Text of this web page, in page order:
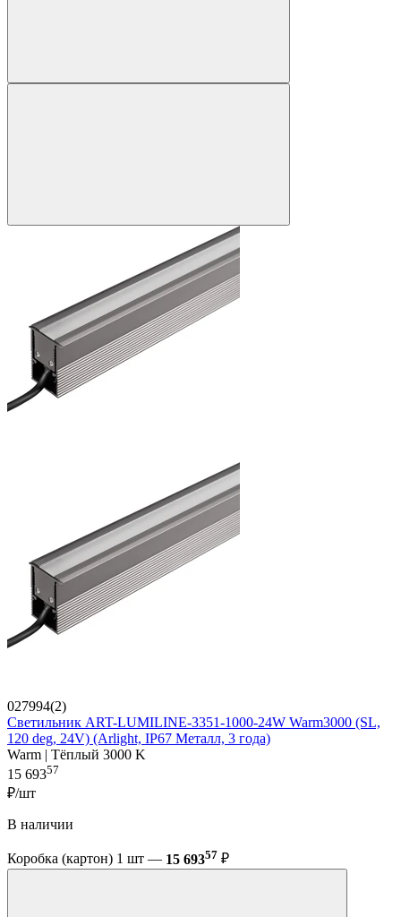
027994(2)
Светильник ART-LUMILINE-3351-1000-24W Warm3000 (SL,
120 deg, 24V) (Arlight, IP67 Металл, 3 года)
Warm | Тёплый 3000 K
15 69357
₽/шт
В наличии
Коробка (картон) 1 шт — 15 69357 ₽